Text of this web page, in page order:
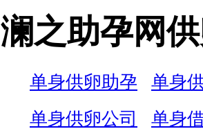
澜之助孕网
单身供卵助孕 单身
单身供卵公司
单身